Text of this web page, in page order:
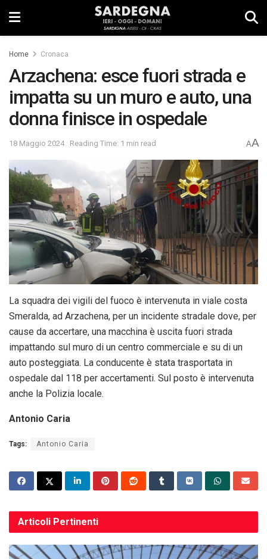
Home Cronaca
Arzachena: esce fuori strada e
impatta su un muro e auto, una
donna finisce in ospedale
18 Maggio 2024 Reading Time: 1 min read AA
La squadra dei vigili del fuoco è intervenuta in viale costa
Smeralda, ad Arzachena, per un incidente stradale dove, per
cause da accertare, una macchina è uscita fuori strada
impattando sul muro di un centro commerciale e su di un
auto posteggiata. La conducente è stata trasportata in
ospedale dal 118 per accertamenti. Sul posto è intervenuta
anche la Polizia locale.
Antonio Caria
Tags: Antonio Caria
Articoli Pertinenti